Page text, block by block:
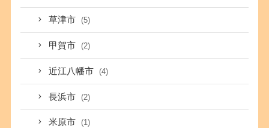
草津市 (5)
甲賀市 (2)
近江八幡市 (4)
長浜市 (2)
米原市 (1)